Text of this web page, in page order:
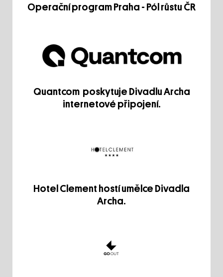
Operační program Praha - Pól růstu ČR
Quantcom poskytuje Divadlu Archa
internetové připojení.
Hotel Clement hostí umělce Divadla
Archa.